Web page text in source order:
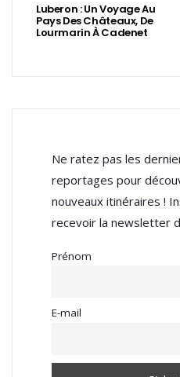
Luberon : Un Voyage Au
Pays Des Châteaux, De
Lourmarin À Cadenet
Ne ratez pas les
reportages pour
nouveaux itinéraires !
recevoir la newsletter
Prénom
E-mail